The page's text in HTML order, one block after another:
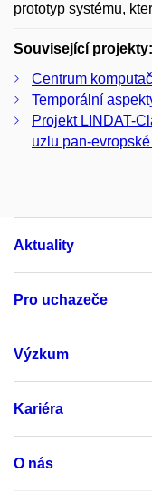
prototyp systému,
Související projekty:
Centrum
Temporální
Projekt LINDAT-
uzlu pan-
Aktuality
Pro uchazeče
Výzkum
Kariéra
O nás